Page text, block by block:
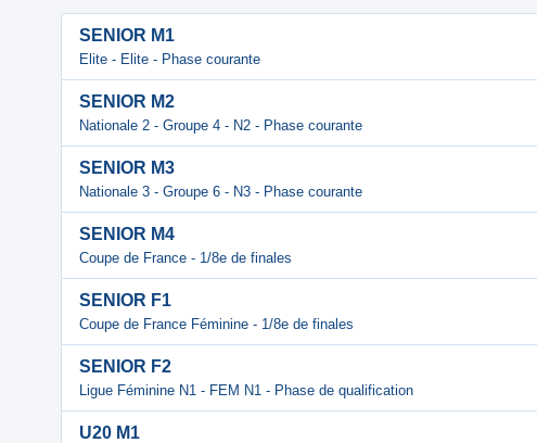
SENIOR M1
Elite - Elite - Phase courante
SENIOR M2
Nationale 2 - Groupe 4 - N2 - Phase courante
SENIOR M3
Nationale 3 - Groupe 6 - N3 - Phase courante
SENIOR M4
Coupe de France - 1/8e de finales
SENIOR F1
Coupe de France Féminine - 1/8e de finales
SENIOR F2
Ligue Féminine N1 - FEM N1 - Phase de qualification
U20 M1